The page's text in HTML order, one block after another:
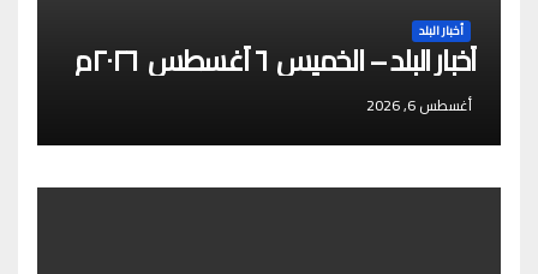
أخبار البلد
أخبار البلد – الخميس ٦ أغسطس ٢٠٢٦م
أغسطس 6, 2026